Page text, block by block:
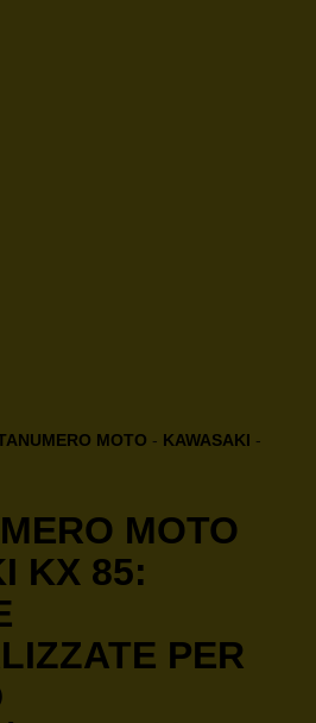
MOTO - KAWASAKI -
MOTO
KX 85:
PER